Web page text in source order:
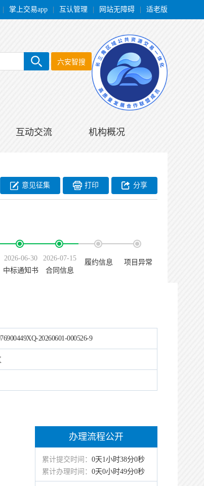
掌上交易app 互认管理 网站无障碍 适老版
六安智搜
互动交流 机构概况
意见征集 分享
打印
2026-06-30
中标通知书
2026-07-15
合同信息
履约信息 项目异常
20260601-000526-9
办理流程公开
累计提交时间： 0天1小时38分0秒
累计办理时间： 0天0小时49分0秒